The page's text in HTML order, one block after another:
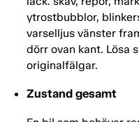
ytrostbubblor,
varselljus vänster
dörr ovan kant. Lösa
originalfälgar.
Zustand gesamt